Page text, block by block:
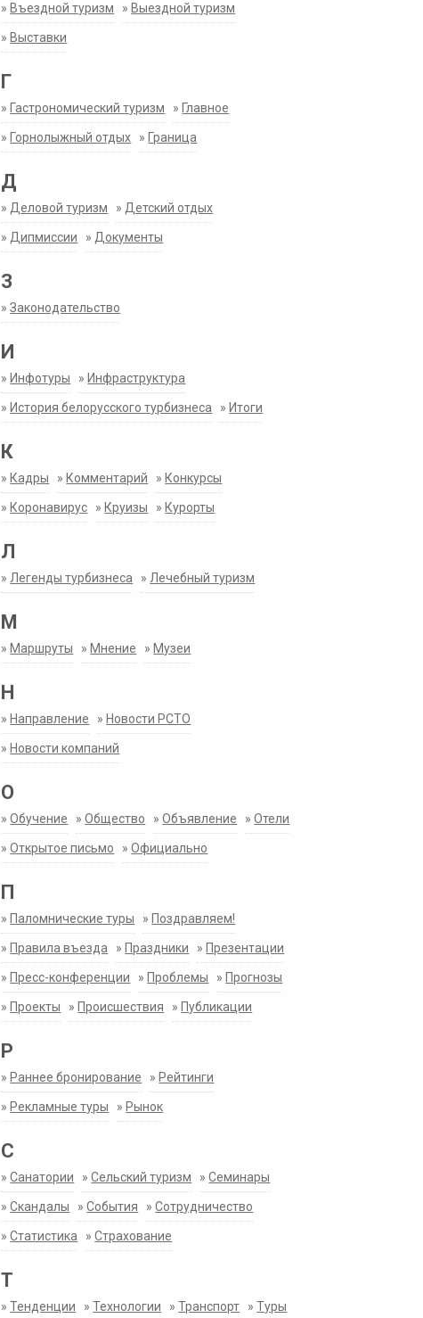
» Въездной туризм » Выездной туризм
» Выставки
Г
» Гастрономический туризм » Главное
» Горнолыжный отдых » Граница
Д
» Деловой туризм » Детский отдых
» Дипмиссии » Документы
З
»Законодательство
И
» Инфотуры » Инфраструктура
» История белорусского турбизнеса » Итоги
К
» Кадры » Комментарий » Конкурсы
» Коронавирус » Круизы » Курорты
Л
» Легенды турбизнеса » Лечебный туризм
М
» Маршруты » Мнение » Музеи
Н
» Направление » Новости РСТО
» Новости компаний
О
»Обучение »Общество »Объявление »Отели
»Открытое письмо »Официально
П
» Паломнические туры » Поздравляем!
» Правила въезда » Праздники » Презентации
» Пресс-конференции » Проблемы » Прогнозы
» Проекты » Происшествия » Публикации
Р
» Раннее бронирование » Рейтинги
» Рекламные туры » Рынок
С
»Санатории »Сельский туризм »Семинары
»Скандалы »События »Сотрудничество
»Статистика »Страхование
Т
»Тенденции »Технологии »Транспорт »Туры